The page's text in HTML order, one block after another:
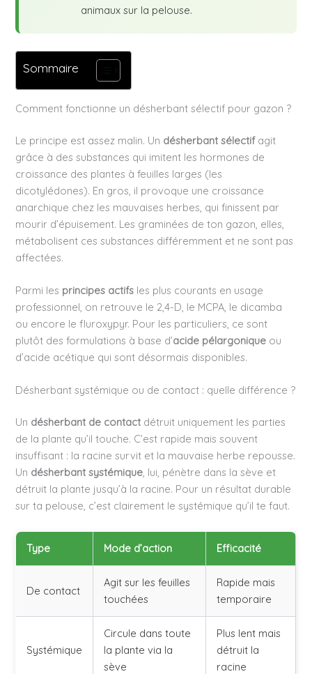
animaux sur la pelouse.
Sommaire
Comment fonctionne un désherbant sélectif pour gazon ?
Le principe est assez malin. Un désherbant sélectifagit
grâce à des substances qui imitent les hormones de
croissance des plantes à feuilles larges (les
dicotylédones). En gros, il provoque une croissance
anarchique chez les mauvaises herbes, qui finissent par
mourir d’épuisement. Les graminées de ton gazon, elles,
métabolisent ces substances différemment et ne sont pas
affectées.
Parmi les principes actifs les plus courants en usage
professionnel, on retrouve le 2,4-D, le MCPA, le dicamba
ou encore le fluroxypyr. Pour les particuliers, ce sont
plutôt des formulations à base d’acide pélargonique ou
d’acide acétique qui sont désormais disponibles.
Désherbant systémique ou de contact : quelle différence ?
Un désherbant de contact détruit uniquement les parties
de la plante qu’il touche. C’est rapide mais souvent
insuffisant : la racine survit et la mauvaise herbe repousse.
Un désherbant systémique, lui, pénètre dans la sève et
détruit la plante jusqu’à la racine. Pour un résultat durable
sur ta pelouse, c’est clairement le systémique qu’il te faut.
Type Mode d’action Efficacité
De contact
Agit sur les feuilles
touchées
Rapide mais
temporaire
Systémique
Circule dans toute
la plante via la
sève
Plus lent mais
détruit la
racine